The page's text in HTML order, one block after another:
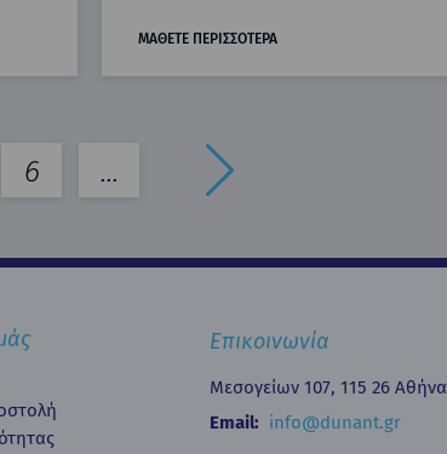
ΜΑΘΕΤΕ ΠΕΡΙΣΣΟΤΕΡΑ
6 ...
Επικοινωνία
Μεσογείων 107, 115 26 Αθήνα
Email: info@dunant.gr